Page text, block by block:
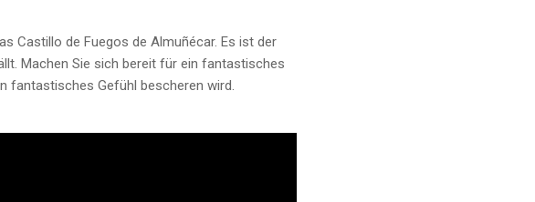
Castillo de Fuegos de Almuñécar. Es ist der
Machen Sie sich bereit für ein fantastisches
fantastisches Gefühl bescheren wird.